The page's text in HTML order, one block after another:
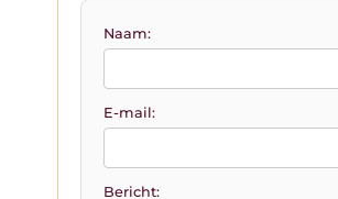
Naam:
E-mail:
Bericht: